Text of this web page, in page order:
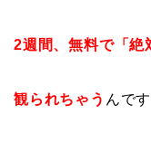
2週間、無料で「絶
観られちゃう んで